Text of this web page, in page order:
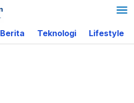
Berita Teknologi Lifestyle